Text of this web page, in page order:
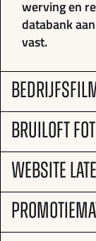
werving en
databank
vast.
BRUILOFT
WEBSITE